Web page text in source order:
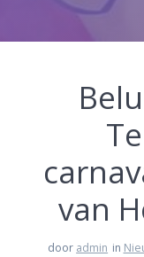
van
door admin in